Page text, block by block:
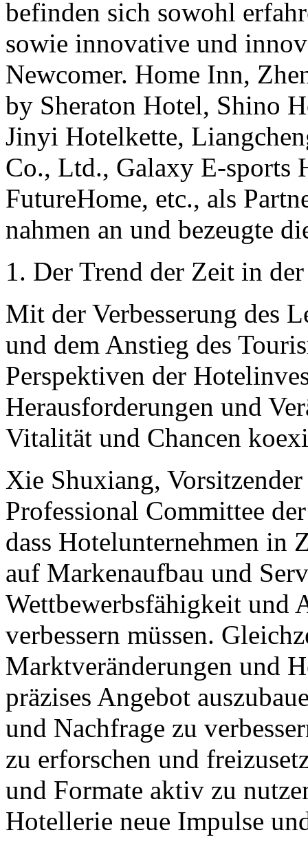
befinden sich sowohl
sowie innovative und
Newcomer. Home Inn,
by Sheraton Hotel, Shino
Jinyi Hotelkette,
Co., Ltd., Galaxy E-sports
FutureHome, etc., als
nahmen an und bezeugte
1. Der Trend der Zeit in
Mit der Verbesserung des
und dem Anstieg des
Perspektiven der
Herausforderungen und
Vitalität und Chancen
Xie Shuxiang,
Professional Committee
dass Hotelunternehmen in
auf Markenaufbau und
Wettbewerbsfähigkeit und
verbessern müssen.
Marktveränderungen und
präzises Angebot
und Nachfrage zu
zu erforschen und
und Formate aktiv zu
Hotellerie neue Impulse